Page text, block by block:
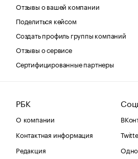
Отзывы о вашей компании
Поделиться кейсом
Создать профиль группы компаний
Отзывы о сервисе
Сертифицированные партнеры
РБК
О компании
Контактная информация
Редакция